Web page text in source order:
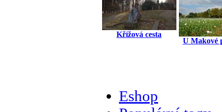
Křížová cesta
U Makové
Eshop